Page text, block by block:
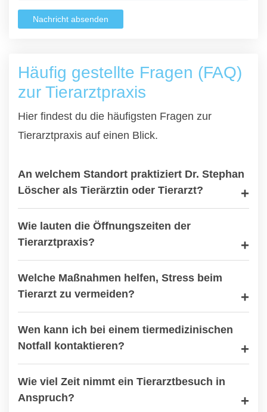
Nachricht absenden
Häufig gestellte Fragen (FAQ)
zur Tierarztpraxis
Hier findest du die häufigsten Fragen zur
Tierarztpraxis auf einen Blick.
An welchem Standort praktiziert Dr. Stephan
Löscher als Tierärztin oder Tierarzt?
Wie lauten die Öffnungszeiten der
Tierarztpraxis?
Welche Maßnahmen helfen, Stress beim
Tierarzt zu vermeiden?
Wen kann ich bei einem tiermedizinischen
Notfall kontaktieren?
Wie viel Zeit nimmt ein Tierarztbesuch in
Anspruch?